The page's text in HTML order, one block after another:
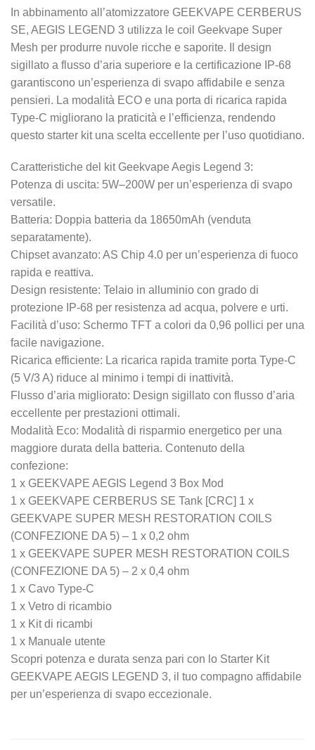
In abbinamento all’atomizzatore GEEKVAPE CERBERUS
SE, AEGIS LEGEND 3 utilizza le coil Geekvape Super
Mesh per produrre nuvole ricche e saporite. Il design
sigillato a flusso d’aria superiore e la certificazione IP-68
garantiscono un’esperienza di svapo affidabile e senza
pensieri. La modalità ECO e una porta di ricarica rapida
Type-C migliorano la praticità e l’efficienza, rendendo
questo starter kit una scelta eccellente per l’uso quotidiano.
Caratteristiche del kit Geekvape Aegis Legend 3:
Potenza di uscita: 5W–200W per un’esperienza di svapo
versatile.
Batteria: Doppia batteria da 18650mAh (venduta
separatamente).
Chipset avanzato: AS Chip 4.0 per un’esperienza di fuoco
rapida e reattiva.
Design resistente: Telaio in alluminio con grado di
protezione IP-68 per resistenza ad acqua, polvere e urti.
Facilità d’uso: Schermo TFT a colori da 0,96 pollici per una
facile navigazione.
Ricarica efficiente: La ricarica rapida tramite porta Type-C
(5 V/3 A) riduce al minimo i tempi di inattività.
Flusso d’aria migliorato: Design sigillato con flusso d’aria
eccellente per prestazioni ottimali.
Modalità Eco: Modalità di risparmio energetico per una
maggiore durata della batteria. Contenuto della
confezione:
1 x GEEKVAPE AEGIS Legend 3 Box Mod
1 x GEEKVAPE CERBERUS SE Tank [CRC] 1 x
GEEKVAPE SUPER MESH RESTORATION COILS
(CONFEZIONE DA 5) – 1 x 0,2 ohm
1 x GEEKVAPE SUPER MESH RESTORATION COILS
(CONFEZIONE DA 5) – 2 x 0,4 ohm
1 x Cavo Type-C
1 x Vetro di ricambio
1 x Kit di ricambi
1 x Manuale utente
Scopri potenza e durata senza pari con lo Starter Kit
GEEKVAPE AEGIS LEGEND 3, il tuo compagno affidabile
per un’esperienza di svapo eccezionale.